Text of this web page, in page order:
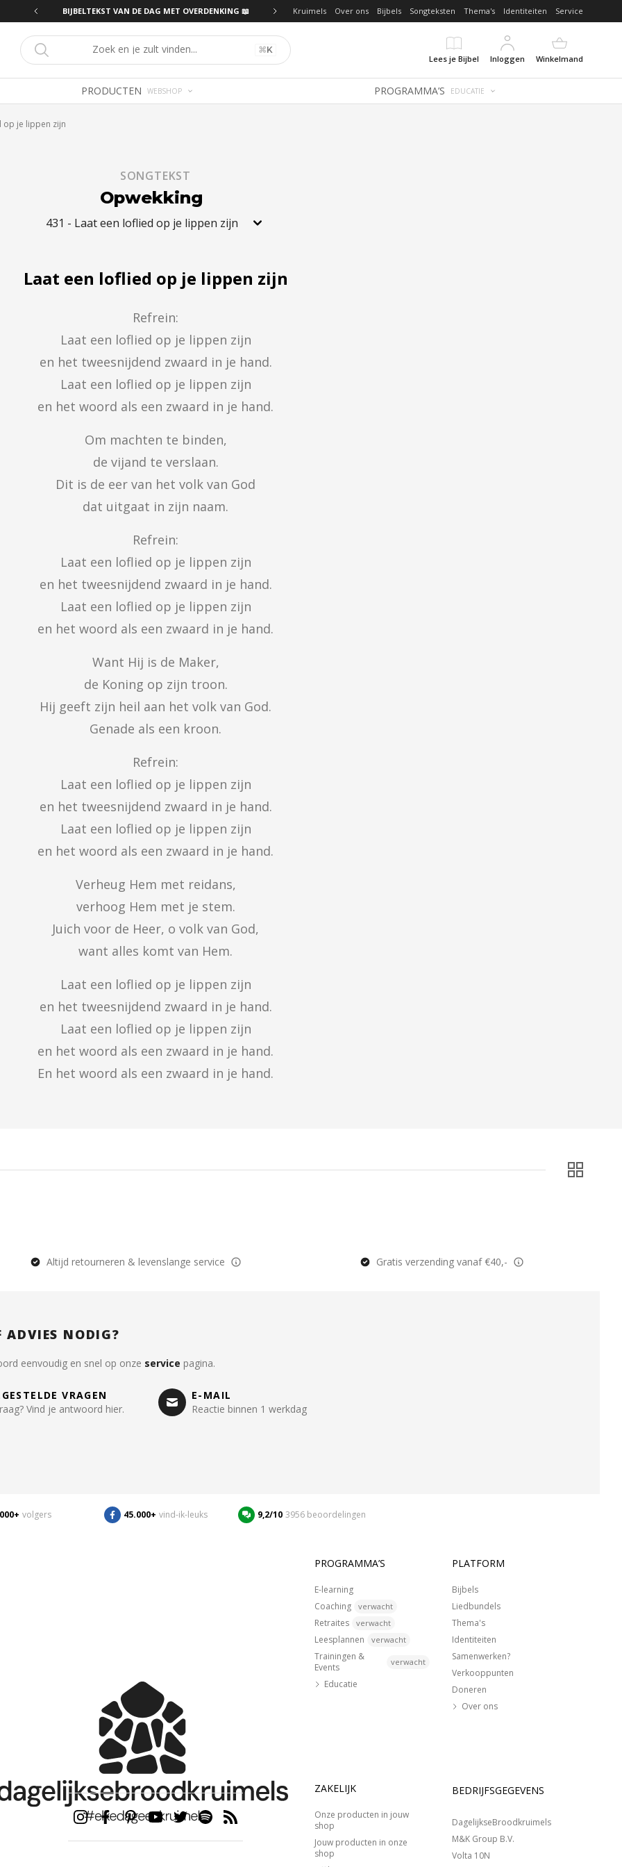
BIJBELTEKST VAN DE DAG MET OVERDENKING 📖 Kruimels Over ons Bijbels Songteksten Thema's Identiteiten Service
⌘K
Lees je Bijbel
Inloggen Winkelmand
PRODUCTEN WEBSHOP PROGRAMMA’S EDUCATIE
op je lippen zijn
SONGTEKST
Opwekking
431 - Laat een loflied op je lippen zijn
Laat een loflied op je lippen zijn
Refrein:
Laat een loflied op je lippen zijn
en het tweesnijdend zwaard in je hand.
Laat een loflied op je lippen zijn
en het woord als een zwaard in je hand.
Om machten te binden,
de vijand te verslaan.
Dit is de eer van het volk van God
dat uitgaat in zijn naam.
Refrein:
Laat een loflied op je lippen zijn
en het tweesnijdend zwaard in je hand.
Laat een loflied op je lippen zijn
en het woord als een zwaard in je hand.
Want Hij is de Maker,
de Koning op zijn troon.
Hij geeft zijn heil aan het volk van God.
Genade als een kroon.
Refrein:
Laat een loflied op je lippen zijn
en het tweesnijdend zwaard in je hand.
Laat een loflied op je lippen zijn
en het woord als een zwaard in je hand.
Verheug Hem met reidans,
verhoog Hem met je stem.
Juich voor de Heer, o volk van God,
want alles komt van Hem.
Laat een loflied op je lippen zijn
en het tweesnijdend zwaard in je hand.
Laat een loflied op je lippen zijn
en het woord als een zwaard in je hand.
En het woord als een zwaard in je hand.
Altijd retourneren & levenslange service Gratis verzending vanaf €40,-
ADVIES NODIG?
eenvoudig en snel op onze service pagina.
VRAGEN
Vind je antwoord hier.
E-MAIL
Reactie binnen 1 werkdag
volgers 45.000+ vind-ik-leuks 9,2/10 3956 beoordelingen
PROGRAMMA’S
E-learning
Coaching
verwacht
Retraites verwacht
Leesplannen verwacht
Trainingen &
Events
verwacht
Educatie
PLATFORM
Bijbels
Liedbundels
Thema's
Identiteiten
Samenwerken?
Verkooppunten
Doneren
Over ons
ZAKELIJK
Onze producten in jouw
shop
Jouw producten in onze
shop
BEDRIJFSGEGEVENS
DagelijkseBroodkruimels
M&K Group B.V.
Volta 10N